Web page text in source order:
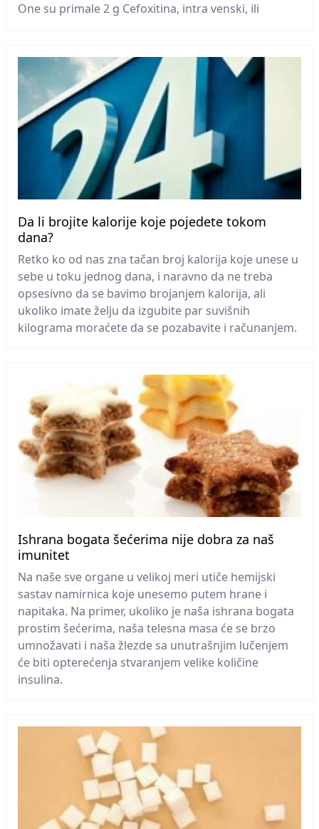
One su primale 2 g Cefoxitina, intra venski, ili
žurnala za ginekologiju i akušerstvo.
Da li brojite kalorije koje pojedete tokom
dana?
Retko ko od nas zna tačan broj kalorija koje unese u
sebe u toku jednog dana, i naravno da ne treba
opsesivno da se bavimo brojanjem kalorija, ali
ukoliko imate želju da izgubite par suvišnih
kilograma moraćete da se pozabavite i računanjem.
Ishrana bogata šećerima nije dobra za naš
imunitet
Na naše sve organe u velikoj meri utiče hemijski
sastav namirnica koje unesemo putem hrane i
napitaka. Na primer, ukoliko je naša ishrana bogata
prostim šećerima, naša telesna masa će se brzo
umnožavati i naša žlezde sa unutrašnjim lučenjem
će biti opterećenja stvaranjem velike količine
insulina.